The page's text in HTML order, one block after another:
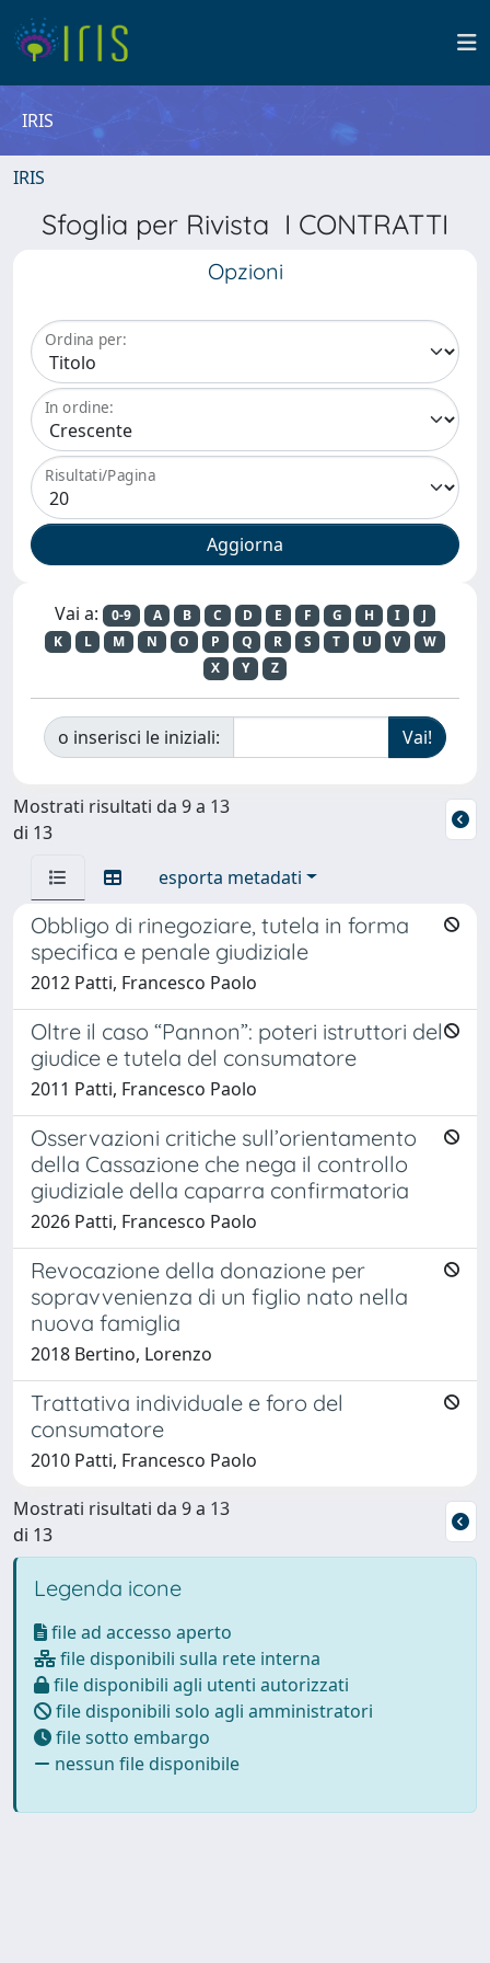
IRIS
IRIS
Sfoglia per Rivista I CONTRATTI
Opzioni
Ordina per:
In ordine:
Risultati/Pagina
Vai a: 0-9 A B C D E F G H I
J
K
L M N O P Q R S T U V
W
X
Y Z
o inserisci le iniziali:
Mostrati risultati da 9 a 13
di 13
esporta metadati
Obbligo di rinegoziare, tutela in forma
specifica e penale giudiziale
2012 Patti, Francesco Paolo
Oltre il caso “Pannon”: poteri istruttori del
giudice e tutela del consumatore
2011 Patti, Francesco Paolo
Osservazioni critiche sull’orientamento
della Cassazione che nega il controllo
giudiziale della caparra confirmatoria
2026 Patti, Francesco Paolo
Revocazione della donazione per
sopravvenienza di un figlio nato nella
nuova famiglia
2018 Bertino, Lorenzo
Trattativa individuale e foro del
consumatore
2010 Patti, Francesco Paolo
Mostrati risultati da 9 a 13
di 13
Legenda icone
file ad accesso aperto
file disponibili sulla rete interna
file disponibili agli utenti autorizzati
file disponibili solo agli amministratori
file sotto embargo
nessun file disponibile